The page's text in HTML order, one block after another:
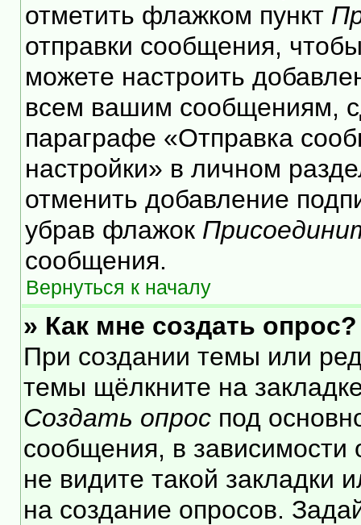
отметить флажком пункт
отправки сообщения,
можете настроить
всем вашим сообщениям,
параграфе «Отправка
настройки» в личном
отменить добавление
убрав флажок
сообщения.
Вернуться к началу
» Как мне создать опрос?
При создании темы или
темы щёлкните на
Создать опрос под
сообщения, в зависимости
не видите такой
на создание опросов.